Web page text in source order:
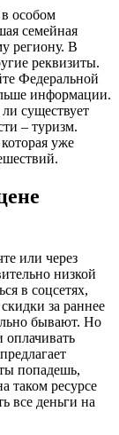
особом
семейная
региону. В
реквизиты.
Федеральной
информации.
существует
– туризм.
уже
или через
низкой
в соцсетях,
за раннее
бывают. Но
оплачивать
попадешь,
таком ресурсе
все деньги на